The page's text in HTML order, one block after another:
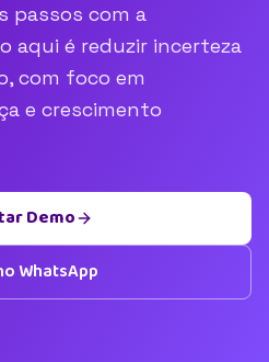
passos com a
aqui é reduzir incerteza
com foco em
e crescimento
Demo
WhatsApp